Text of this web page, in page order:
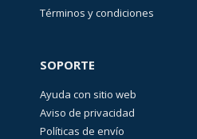
Términos y condiciones
SOPORTE
Ayuda con sitio web
Aviso de privacidad
Políticas de envío